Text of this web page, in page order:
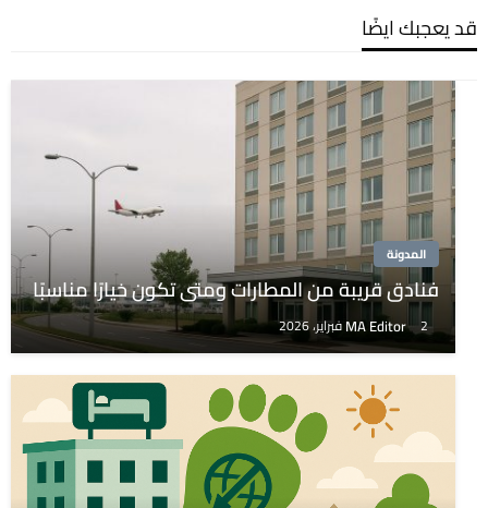
قد يعجبك ايضًا
المدونة
فنادق قريبة من المطارات ومتى تكون خيارًا مناسبًا
MA Editor 2 فبراير، 2026